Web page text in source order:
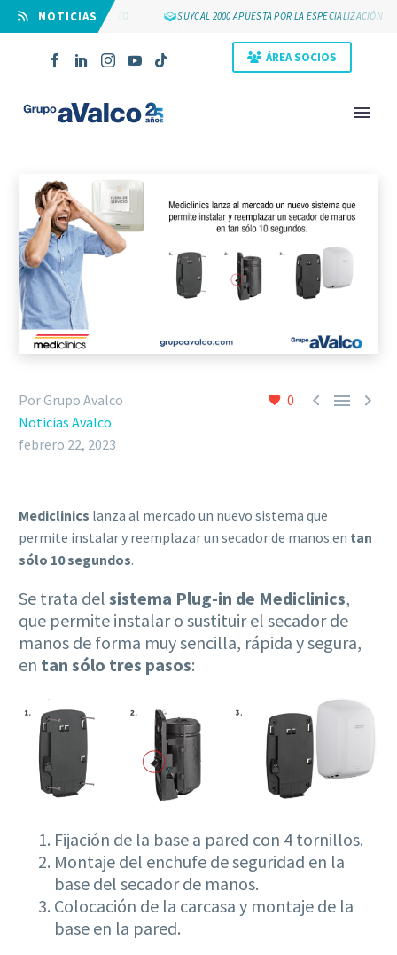
⠀NOTICIAS
25 AÑOS DE GRUPO AVALCO SUYCAL 2000 APUESTA POR LA ESPECIALIZACIÓN
ÁREA SOCIOS
0   
Por Grupo Avalco
Noticias Avalco
febrero 22, 2023
Mediclinics lanza al mercado un nuevo sistema que
permite instalar y reemplazar un secador de manos en tan
sólo 10 segundos.
Se trata del sistema Plug-in de Mediclinics,
que permite instalar o sustituir el secador de
manos de forma muy sencilla, rápida y segura,
en tan sólo tres pasos:
Fijación de la base a pared con 4 tornillos.
Montaje del enchufe de seguridad en la
base del secador de manos.
Colocación de la carcasa y montaje de la
base en la pared.